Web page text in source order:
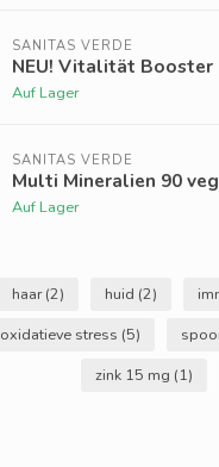
SANITAS VERDE
NEU! Vitalität Booster
Auf Lager
SANITAS VERDE
Multi Mineralien 90
Auf Lager
haar(2) huid (2)
oxidatieve stress (5)
zink 15 mg (1)